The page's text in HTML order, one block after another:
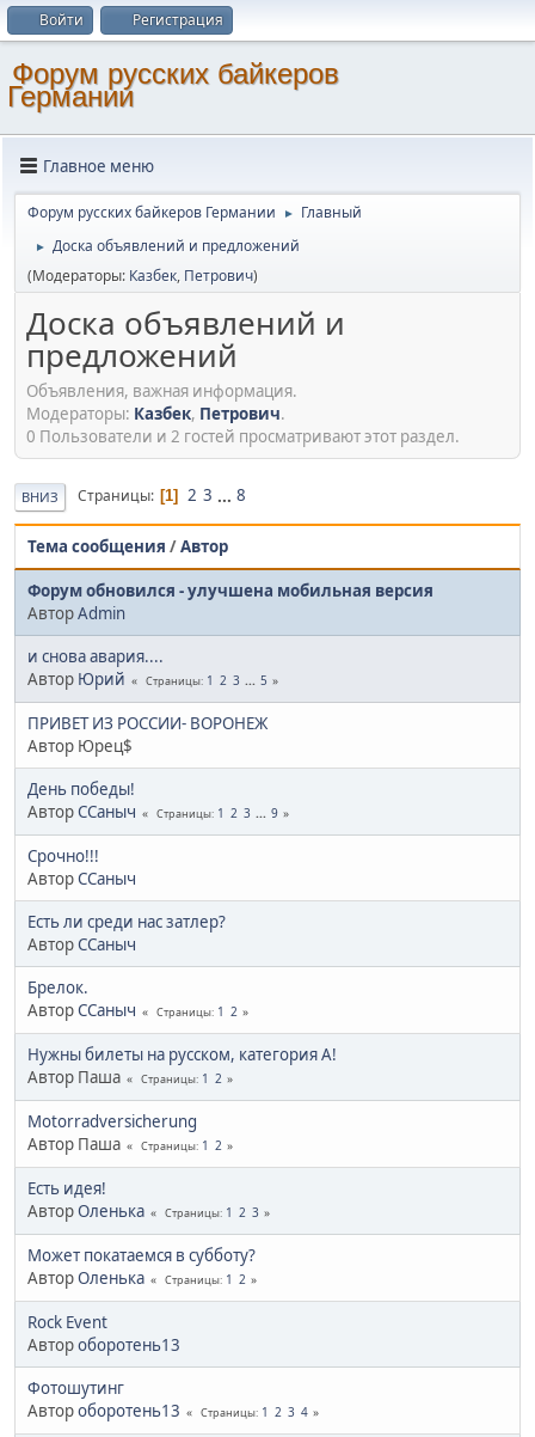
Войти Регистрация
Форум русских байкеров
Германии
Главное меню
Форум русских байкеров Германии ► Главный
►
Доска объявлений и предложений
(Модераторы: Казбек, Петрович)
Доска объявлений и
предложений
Объявления, важная информация.
Модераторы: Казбек, Петрович.
0 Пользователи и 2 гостей просматривают этот раздел.
ВНИЗ Страницы 1 2 3 ... 8
Тема сообщения /Автор
Форум обновился - улучшена мобильная версия
АвторAdmin
и снова авария....
Автор Юрий Страницы 1 2 3 ... 5
ПРИВЕТ ИЗ РОССИИ- ВОРОНЕЖ
Автор Юрец$
День победы!
АвторССаныч Страницы 1 2 3 ... 9
Срочно!!!
АвторССаныч
Есть ли среди нас затлер?
АвторССаныч
Брелок.
АвторССаныч Страницы 1 2
Нужны билеты на русском, категория А!
Автор Паша
Страницы 1 2
Motorradversicherung
Автор Паша
Страницы 1 2
Есть идея!
АвторОленька Страницы 1 2 3
Может покатаемся в субботу?
АвторОленька Страницы 1 2
Rock Event
Автороборотень13
Фотошутинг
Автороборотень13 Страницы 1 2 3 4